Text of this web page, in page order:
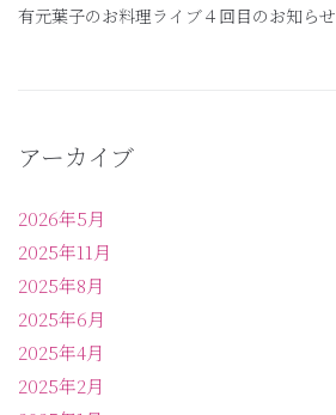
有元葉子のお料理ライブ４回目のお知らせ
アーカイブ
2026年5月
2025年11月
2025年8月
2025年6月
2025年4月
2025年2月